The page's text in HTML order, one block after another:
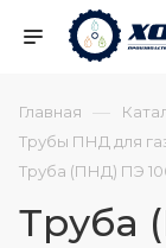
Главная —
Трубы ПНД для
Труба (ПНД) ПЭ
Труба